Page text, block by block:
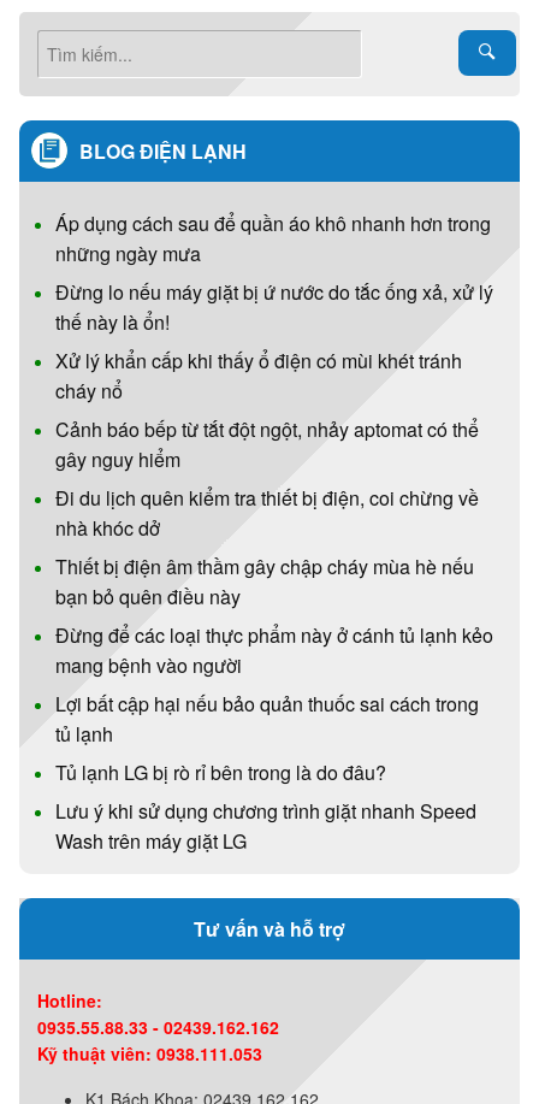
BLOG ĐIỆN LẠNH
Áp dụng cách sau để quần áo khô nhanh hơn trong
những ngày mưa
Đừng lo nếu máy giặt bị ứ nước do tắc ống xả, xử lý
thế này là ổn!
Xử lý khẩn cấp khi thấy ổ điện có mùi khét tránh
cháy nổ
Cảnh báo bếp từ tắt đột ngột, nhảy aptomat có thể
gây nguy hiểm
Đi du lịch quên kiểm tra thiết bị điện, coi chừng về
nhà khóc dở
Thiết bị điện âm thầm gây chập cháy mùa hè nếu
bạn bỏ quên điều này
Đừng để các loại thực phẩm này ở cánh tủ lạnh kẻo
mang bệnh vào người
Lợi bất cập hại nếu bảo quản thuốc sai cách trong
tủ lạnh
Tủ lạnh LG bị rò rỉ bên trong là do đâu?
Lưu ý khi sử dụng chương trình giặt nhanh Speed
Wash trên máy giặt LG
Tư vấn và hỗ trợ
Hotline:
0935.55.88.33 - 02439.162.162
Kỹ thuật viên: 0938.111.053
K1 Bách Khoa: 02439.162.162